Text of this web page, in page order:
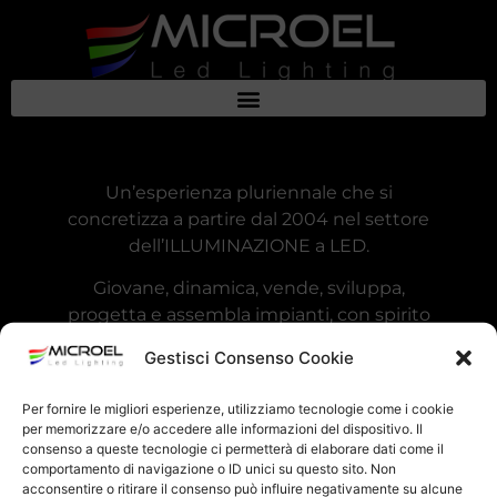
Gestisci Consenso Cookie
Per fornire le migliori esperienze, utilizziamo tecnologie come i cookie
per memorizzare e/o accedere alle informazioni del dispositivo. Il
consenso a queste tecnologie ci permetterà di elaborare dati come il
comportamento di navigazione o ID unici su questo sito. Non
acconsentire o ritirare il consenso può influire negativamente su alcune
Un’esperienza pluriennale che si
concretizza a partire dal 2004 nel settore
dell’ILLUMINAZIONE a LED.
Giovane, dinamica, vende, sviluppa,
progetta e assembla impianti, con spirito
collaborativo con il committente inteso
come partner.
Questa visione si concretizza in qualità di
prodotti e servizi. Sempre
all’avanguardia, pronta a dare il massimo
su ogni sfida piccola o grande che sia.